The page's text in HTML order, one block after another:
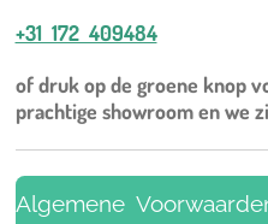
+31 172 409484
of druk op de groene knop
prachtige showroom en we
Algemene